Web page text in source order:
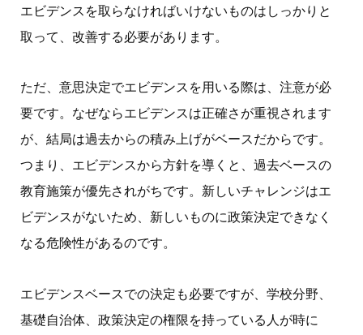
エビデンスを取らなければいけないものはしっかりと
取って、改善する必要があります。
ただ、意思決定でエビデンスを用いる際は、注意が必
要です。なぜならエビデンスは正確さが重視されます
が、結局は過去からの積み上げがベースだからです。
つまり、エビデンスから方針を導くと、過去ベースの
教育施策が優先されがちです。新しいチャレンジはエ
ビデンスがないため、新しいものに政策決定できなく
なる危険性があるのです。
エビデンスベースでの決定も必要ですが、学校分野、
基礎自治体、政策決定の権限を持っている人が時に